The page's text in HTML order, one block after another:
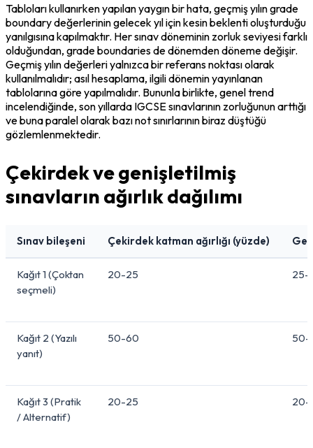
Tabloları kullanırken yapılan yaygın bir hata, geçmiş yılın grade
boundary değerlerinin gelecek yıl için kesin beklenti oluşturduğu
yanılgısına kapılmaktır. Her sınav döneminin zorluk seviyesi farklı
olduğundan, grade boundaries de dönemden döneme değişir.
Geçmiş yılın değerleri yalnızca bir referans noktası olarak
kullanılmalıdır; asıl hesaplama, ilgili dönemin yayınlanan
tablolarına göre yapılmalıdır. Bununla birlikte, genel trend
incelendiğinde, son yıllarda IGCSE sınavlarının zorluğunun arttığı
ve buna paralel olarak bazı not sınırlarının biraz düştüğü
gözlemlenmektedir.
Çekirdek ve genişletilmiş
sınavların ağırlık dağılımı
Sınav bileşeni Çekirdek katman ağırlığı (yüzde)
Kağıt 1 (Çoktan
seçmeli)
20-25 25-
Kağıt 2 (Yazılı
yanıt)
50-60 50-
Kağıt 3 (Pratik
/ Alternatif)
20-25 20-